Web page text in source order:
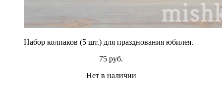
Набор колпаков (5 шт.) для празднования юбилея.
75 руб.
Нет в наличии